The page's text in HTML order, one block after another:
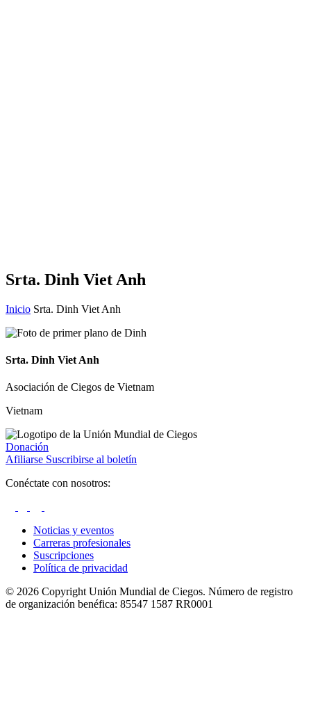
Srta. Dinh Viet Anh
Inicio Srta. Dinh Viet Anh
Srta. Dinh Viet Anh
Asociación de Ciegos de Vietnam
Vietnam
Donación
Afiliarse Suscribirse al boletín
Conéctate con nosotros:
Noticias y eventos
Carreras profesionales
Suscripciones
Política de privacidad
© 2026 Copyright Unión Mundial de Ciegos. Número de registro
de organización benéfica: 85547 1587 RR0001